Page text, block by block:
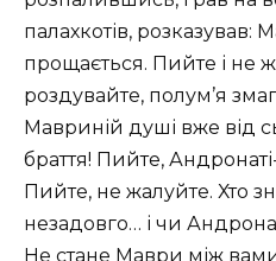
палахкотів, розказував:
прощається. Пийте і не
роздувайте, полум’я
Мавриній душі вже від
браття! Пийте,
Пийте, не жалуйте. Хто
незадовго… і чи
Не стане Маври між